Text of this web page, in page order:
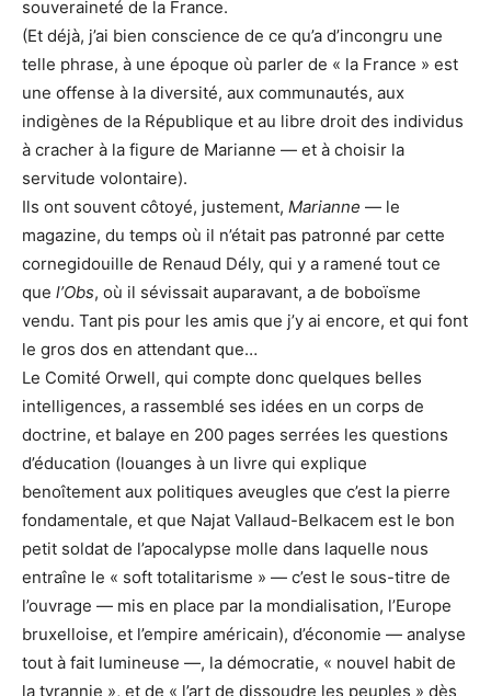
souveraineté de la France.
(Et déjà, j’ai bien conscience de ce qu’a d’incongru une
telle phrase, à une époque où parler de « la France » est
une offense à la diversité, aux communautés, aux
indigènes de la République et au libre droit des individus
à cracher à la figure de Marianne — et à choisir la
servitude volontaire).
Ils ont souvent côtoyé, justement, Marianne — le
magazine, du temps où il n’était pas patronné par cette
cornegidouille de Renaud Dély, qui y a ramené tout ce
que l’Obs, où il sévissait auparavant, a de boboïsme
vendu. Tant pis pour les amis que j’y ai encore, et qui font
le gros dos en attendant que…
Le Comité Orwell, qui compte donc quelques belles
intelligences, a rassemblé ses idées en un corps de
doctrine, et balaye en 200 pages serrées les questions
d’éducation (louanges à un livre qui explique
benoîtement aux politiques aveugles que c’est la pierre
fondamentale, et que Najat Vallaud-Belkacem est le bon
petit soldat de l’apocalypse molle dans laquelle nous
entraîne le « soft totalitarisme » — c’est le sous-titre de
l’ouvrage — mis en place par la mondialisation, l’Europe
bruxelloise, et l’empire américain), d’économie — analyse
tout à fait lumineuse —, la démocratie, « nouvel habit de
la tyrannie », et de « l’art de dissoudre les peuples » dès